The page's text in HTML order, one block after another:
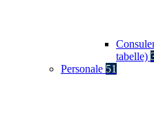
tabelle)
Personale 51